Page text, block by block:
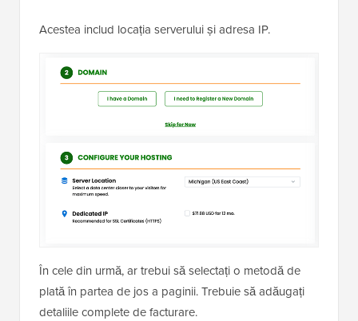
Acestea includ locația serverului și adresa IP.
În cele din urmă, ar trebui să selectați o metodă de
plată în partea de jos a paginii. Trebuie să adăugați
detaliile complete de facturare.